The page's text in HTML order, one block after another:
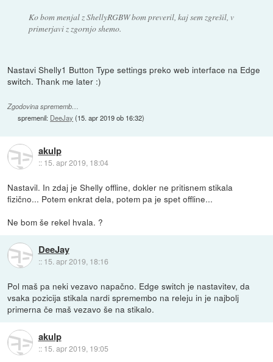
Ko bom menjal z ShellyRGBW bom preveril, kaj sem zgrešil, v
primerjavi z zgornjo shemo.
Nastavi Shelly1 Button Type settings preko web interface na Edge
switch. Thank me later :)
Zgodovina sprememb…
spremenil: DeeJay (15. apr 2019 ob 16:32)
akulp
:: 15. apr 2019, 18:04
Nastavil. In zdaj je Shelly offline, dokler ne pritisnem stikala
fizično... Potem enkrat dela, potem pa je spet offline...
Ne bom še rekel hvala. ?
DeeJay
:: 15. apr 2019, 18:16
Pol maš pa neki vezavo napačno. Edge switch je nastavitev, da
vsaka pozicija stikala nardi spremembo na releju in je najbolj
primerna če maš vezavo še na stikalo.
akulp
:: 15. apr 2019, 19:05